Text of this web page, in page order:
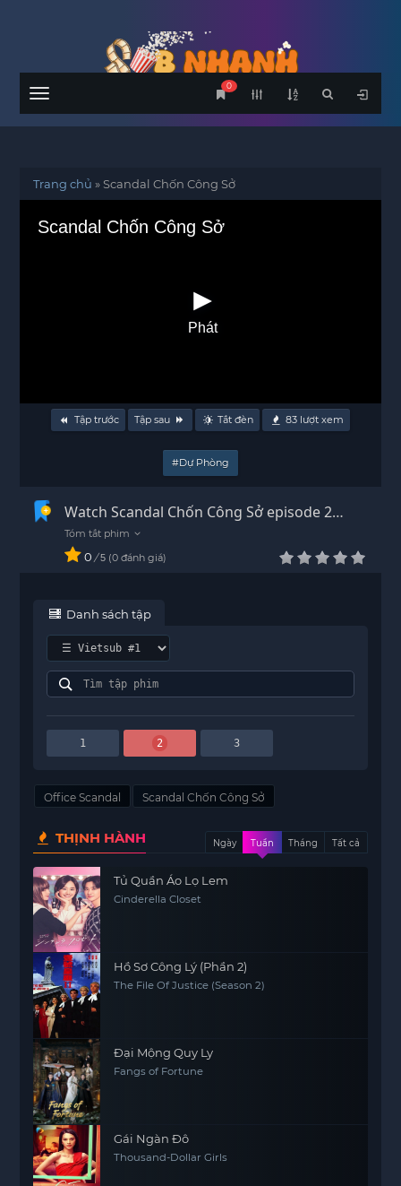
Menu
0
Trang chủ »Scandal Chốn Công Sở
Scandal Chốn Công Sở
Phát
Tập trước Tập sau Tắt đèn 83lượt xem
#Dự Phòng
Watch Scandal Chốn Công Sở episode 2
Vietsub - HD
0 / 5 0 đánh giá
Danh sách tập
1 2 3
Office Scandal Scandal Chốn Công Sở
THỊNH HÀNH Ngày Tuần Tháng Tất cả
Tủ Quần Áo Lọ Lem
Cinderella Closet
Hồ Sơ Công Lý (Phần 2)
The File Of Justice (Season 2)
Đại Mộng Quy Ly
Fangs of Fortune
Gái Ngàn Đô
Thousand-Dollar Girls